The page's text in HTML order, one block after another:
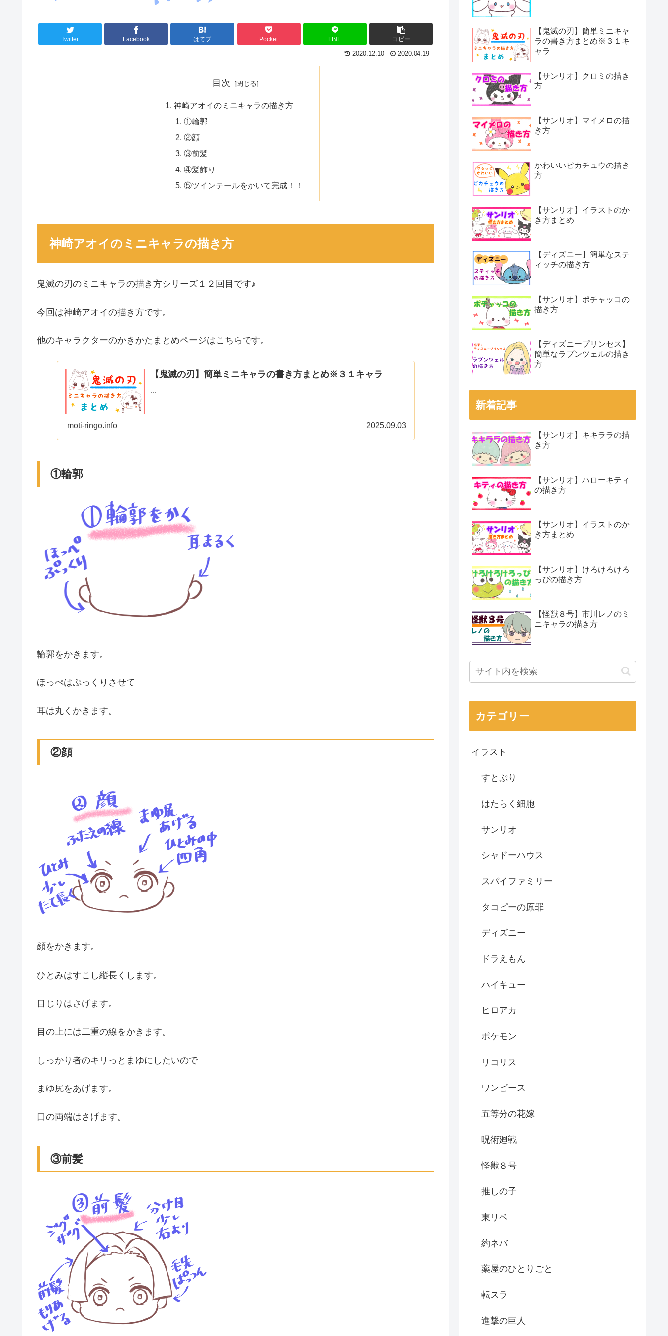
Twitter Facebook はてブ Pocket LINE コピー
2020.12.10 2020.04.19
目次
神崎アオイのミニキャラの描き方
①輪郭
②顔
③前髪
④髪飾り
⑤ツインテールをかいて完成！！
神崎アオイのミニキャラの描き方
鬼滅の刃のミニキャラの描き方シリーズ１２回目です♪
今回は神崎アオイの描き方です。
他のキャラクターのかきかたまとめページはこちらです。
【鬼滅の刃】簡単ミニキャラの書き方まとめ※３１キャラ
moti-ringo.info 2025.09.03
①輪郭
輪郭をかきます。
ほっぺはぷっくりさせて
耳は丸くかきます。
②顔
顔をかきます。
ひとみはすこし縦長くします。
目じりはさげます。
目の上には二重の線をかきます。
しっかり者のキリっとまゆにしたいので
まゆ尻をあげます。
口の両端はさげます。
③前髪
【鬼滅の刃】簡単ミニキャ
ラの書き方まとめ※３１キ
ャラ
【サンリオ】クロミの描き
方
【サンリオ】マイメロの描
き方
かわいいピカチュウの描き
方
【サンリオ】イラストのか
き方まとめ
【ディズニー】簡単なステ
ィッチの描き方
【サンリオ】ポチャッコの
描き方
【ディズニープリンセス】
簡単なラプンツェルの描き
方
新着記事
【サンリオ】キキララの描
き方
【サンリオ】ハローキティ
の描き方
【サンリオ】イラストのか
き方まとめ
【サンリオ】けろけろけろ
っぴの描き方
【怪獣８号】市川レノのミ
ニキャラの描き方
カテゴリー
イラスト
すとぷり
はたらく細胞
サンリオ
シャドーハウス
スパイファミリー
タコピーの原罪
ディズニー
ドラえもん
ハイキュー
ヒロアカ
ポケモン
リコリス
ワンピース
五等分の花嫁
呪術廻戦
怪獣８号
推しの子
東リベ
約ネバ
薬屋のひとりごと
転スラ
進撃の巨人